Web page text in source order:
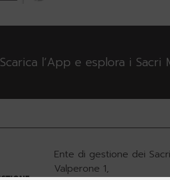
Scarica l’App e esplora i
Ente di gestione dei
Valperone 1,